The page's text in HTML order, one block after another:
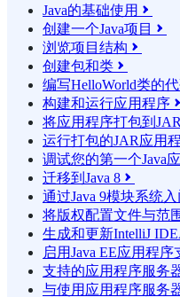
Java的基础使用 
创建一个Java项目 
浏览项目结构 
创建包和类 
编写HelloWorld类的
构建和运行应用程序 
将应用程序打包到
运行打包的JAR应用
调试您的第一个Java
迁移到Java 8 
通过Java 9模块系统入
将版权配置文件与范
生成和更新IntelliJ
启用Java EE应用程序
支持的应用程序服务
与使用应用程序服务